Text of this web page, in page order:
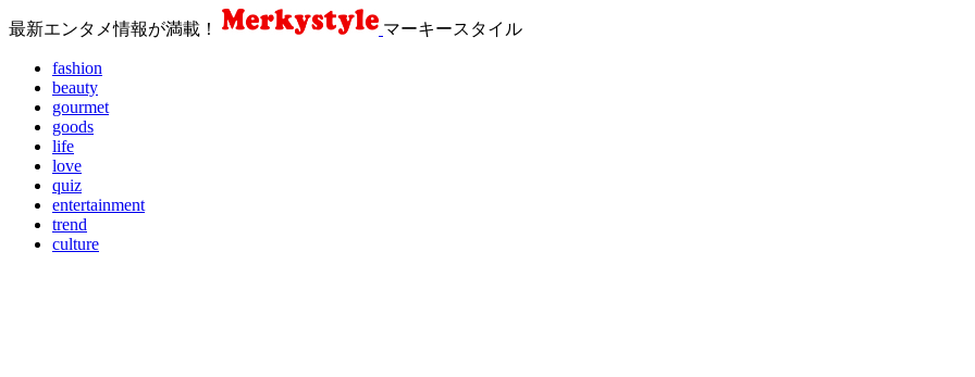
最新エンタメ情報が満載！ マーキースタイル
fashion
beauty
gourmet
goods
life
love
quiz
entertainment
trend
culture